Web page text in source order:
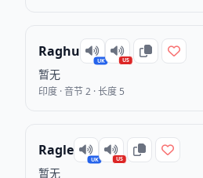
Raghu
UK US
暂无
印度 · 音节 2 · 长度 5
Ragle
UK US
暂无